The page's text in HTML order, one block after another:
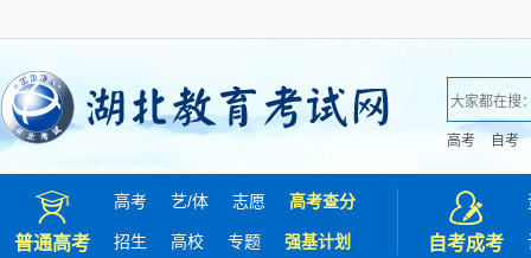
高考 自考
普通高考
高考 艺/体 志愿 高考查分
招生 高校 专题 强基计划 自考成考